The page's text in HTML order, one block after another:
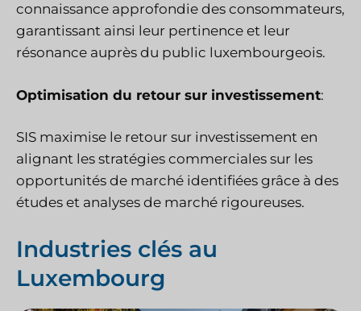
connaissance approfondie des consommateurs,
garantissant ainsi leur pertinence et leur
résonance auprès du public luxembourgeois.
Optimisation du retour sur investissement:
SIS maximise le retour sur investissement en
alignant les stratégies commerciales sur les
opportunités de marché identifiées grâce à des
études et analyses de marché rigoureuses.
Industries clés au
Luxembourg